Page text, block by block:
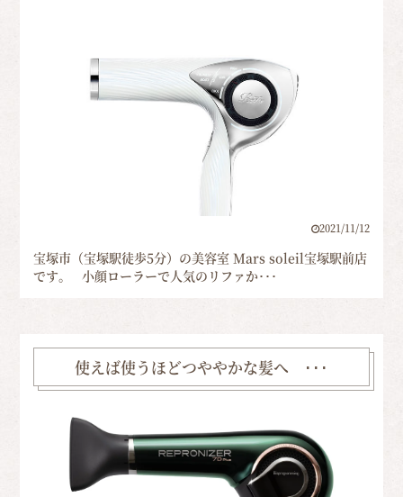
2021/11/12
宝塚市（宝塚駅徒歩5分）の美容室 Mars soleil宝塚駅前店
です。 小顔ローラーで人気のリファか･･･
使えば使うほどつややかな髪へ ･･･